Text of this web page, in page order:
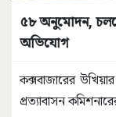
৫৮ অনুমোদন,
অভিযোগ
কক্সবাজারের
প্রত্যাবাসন